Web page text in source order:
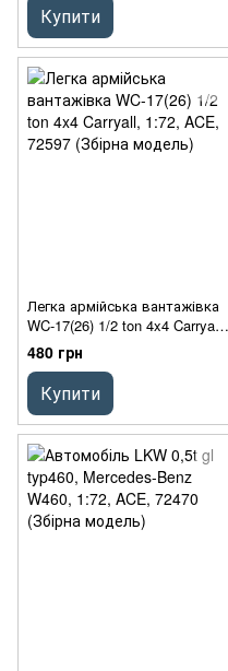
Купити
Легка армійська вантажівка
WC-17(26) 1/2 ton 4x4 Carryall,
1:72, ACE, 72597 (Збірна
модель)
480 грн
Купити